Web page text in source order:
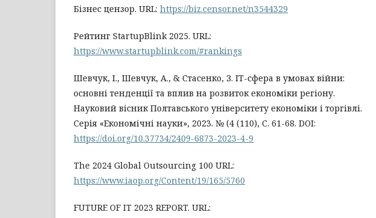
Бізнес цензор. URL: https://biz.censor.net/n3544329
Рейтинг StartupBlink 2025. URL:
https://www.startupblink.com/#rankings
Шевчук, І., Шевчук, А., & Стасенко, З. ІТ-сфера в умовах війни:
основні тенденції та вплив на розвиток економіки регіону.
Науковий вісник Полтавського університету економіки і торгівлі.
Серія «Економічні науки», 2023. № (4 (110), С. 61-68. DOI:
https://doi.org/10.37734/2409-6873-2023-4-9
The 2024 Global Outsourcing 100 URL:
https://www.iaop.org/Content/19/165/5760
FUTURE OF IT 2023 REPORT. URL: